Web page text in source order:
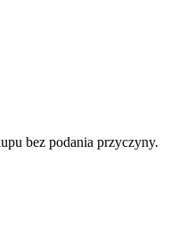
bez podania przyczyny.